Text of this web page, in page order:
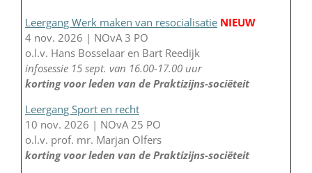
Leergang Werk maken van resocialisatie NIEUW
4 nov. 2026 | NOvA 3 PO
o.l.v. Hans Bosselaar en Bart Reedijk
infosessie 15 sept. van 16.00-17.00 uur
korting voor leden van de Praktizijns-sociëteit
Leergang Sport en recht
10 nov. 2026 | NOvA 25 PO
o.l.v. prof. mr. Marjan Olfers
korting voor leden van de Praktizijns-sociëteit